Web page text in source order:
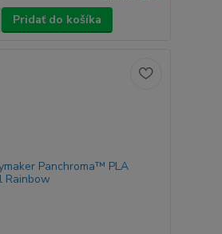
Pridať do košíka